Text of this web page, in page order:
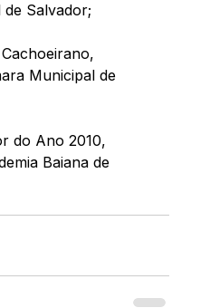
Salvador;
Municipal de
do Ano 2010,
Baiana de